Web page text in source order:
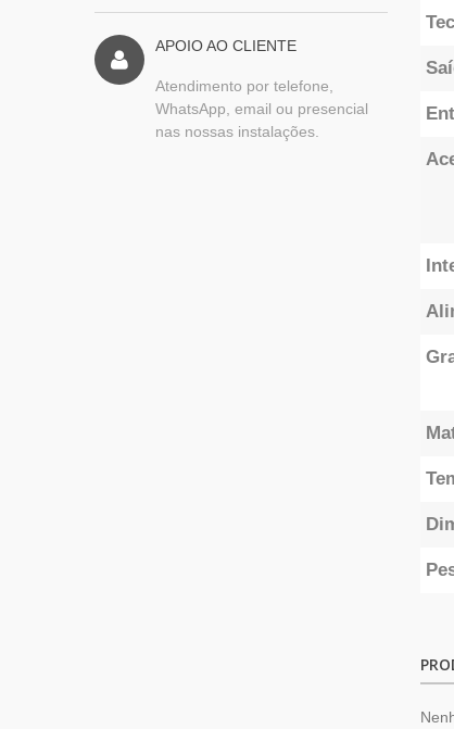
APOIO AO CLIENTE
Atendimento por telefone,
WhatsApp, email ou presencial
nas nossas instalações.